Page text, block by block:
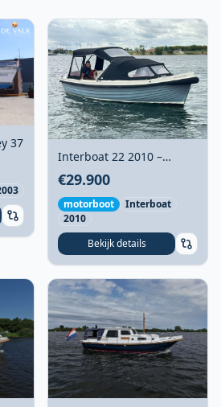
37
Interboat 22 2010 –
Overnaadse sloep met
boegschroef
€29.900
motorboot
Interboat
2010
Bekijk details